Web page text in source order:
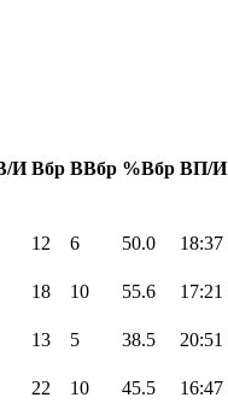
И Вбр ВВбр %Вбр ВП/И
12 6 50.0 18:37
18 10 55.6 17:21
13 5 38.5 20:51
22 10 45.5 16:47